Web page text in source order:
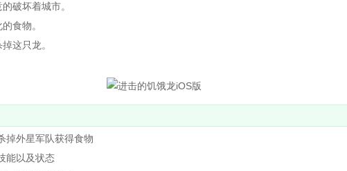
破坏着城市。
食物。
这只龙。
外星军队获得食物
以及状态